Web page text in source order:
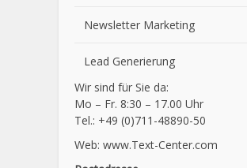
Newsletter Marketing
Lead Generierung
Wir sind für Sie da:
Mo – Fr. 8:30 – 17.00 Uhr
Tel.: +49 (0)711-48890-50
Web: www.Text-Center.com